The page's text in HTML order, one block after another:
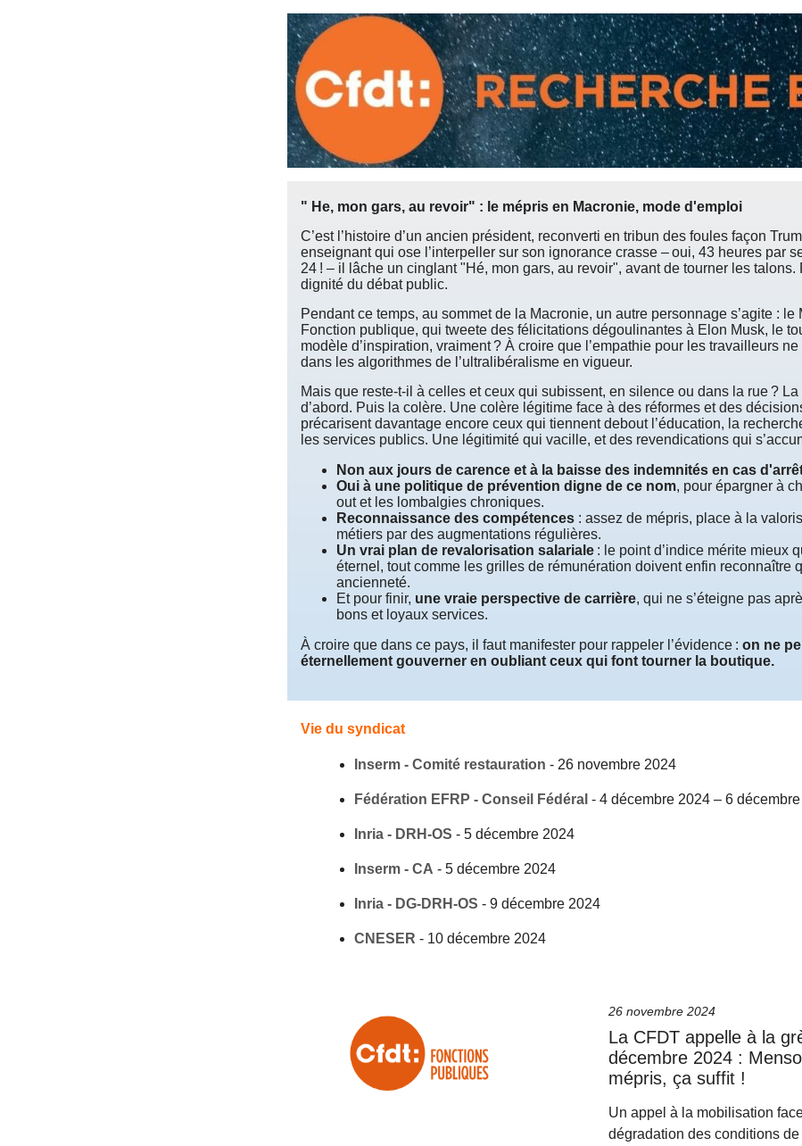
" He, mon gars, au revoir" : le mépris en Macronie, mode d'emploi
C’est l’histoire d’un ancien président, reconverti en tribun des foules façon
enseignant qui ose l’interpeller sur son ignorance crasse – oui, 43 heures par
24 ! – il lâche un cinglant "Hé, mon gars, au revoir", avant de tourner les talons.
dignité du débat public.
Pendant ce temps, au sommet de la Macronie, un autre personnage s’agite : le
Fonction publique, qui tweete des félicitations dégoulinantes à Elon Musk, le
modèle d’inspiration, vraiment ? À croire que l’empathie pour les travailleurs
dans les algorithmes de l’ultralibéralisme en vigueur.
Mais que reste-t-il à celles et ceux qui subissent, en silence ou dans la rue ?
d’abord. Puis la colère. Une colère légitime face à des réformes et des
précarisent davantage encore ceux qui tiennent debout l’éducation, la
les services publics. Une légitimité qui vacille, et des revendications qui
Non aux jours de carence et à la baisse des indemnités en cas
Oui à une politique de prévention digne de ce nom, pour épargner à
out et les lombalgies chroniques.
Reconnaissance des compétences : assez de mépris, place à la
métiers par des augmentations régulières.
Un vrai plan de revalorisation salariale : le point d’indice mérite mieux
éternel, tout comme les grilles de rémunération doivent enfin reconnaître
ancienneté.
Et pour finir, une vraie perspective de carrière, qui ne s’éteigne pas
bons et loyaux services.
À croire que dans ce pays, il faut manifester pour rappeler l’évidence : on ne
éternellement gouverner en oubliant ceux qui font tourner la boutique.
Vie du syndicat
Inserm - Comité restauration - 26 novembre 2024
Fédération EFRP - Conseil Fédéral - 4 décembre 2024 – 6
Inria - DRH-OS - 5 décembre 2024
Inserm - CA - 5 décembre 2024
Inria - DG-DRH-OS - 9 décembre 2024
CNESER - 10 décembre 2024
26 novembre 2024
La CFDT appelle à la
décembre 2024 :
mépris, ça suffit !
Un appel à la mobilisation
dégradation des conditions